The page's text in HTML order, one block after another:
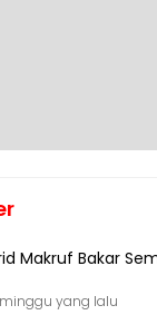
Makruf Bakar
yang lalu